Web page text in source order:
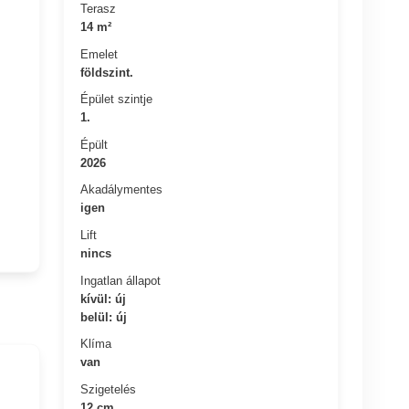
Terasz
14 m²
Emelet
földszint.
Épület szintje
1.
Épült
2026
Akadálymentes
igen
Lift
nincs
Ingatlan állapot
kívül: új
belül: új
Klíma
van
Szigetelés